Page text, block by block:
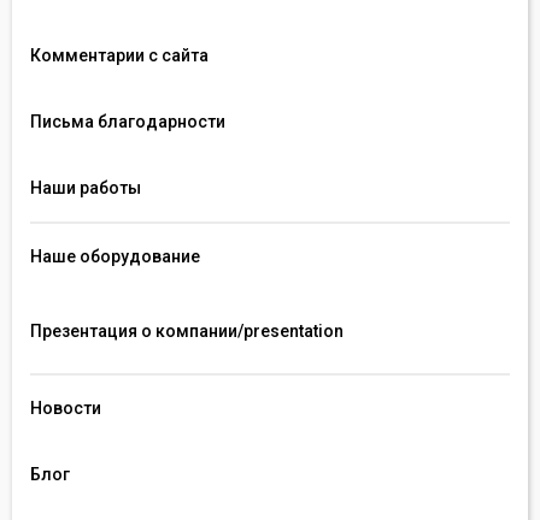
Комментарии с сайта
Письма благодарности
Наши работы
Наше оборудование
Презентация о компании/presentation
Новости
Блог